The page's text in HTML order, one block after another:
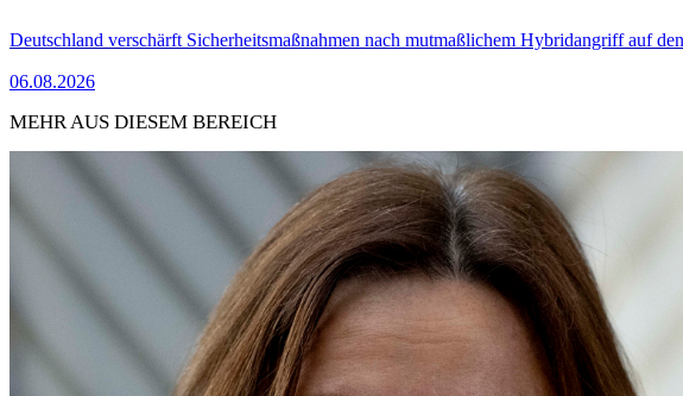
Deutschland verschärft Sicherheitsmaßnahmen nach mutmaßlichem Hybridangriff auf
06.08.2026
MEHR AUS DIESEM BEREICH